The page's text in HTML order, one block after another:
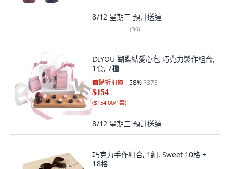
8/12 星期三 預計送達
(36)
DIYOU 蝴蝶結愛心包 巧克力製作組合,
1套, 7種
首購折扣價 58%$373
$154
($154.00/1套)
8/12 星期三 預計送達
巧克力手作組合, 1組, Sweet 10格 +
18格